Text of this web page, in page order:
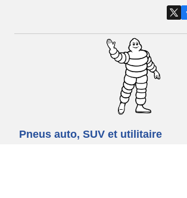
Pneus auto, SUV et utilitaire